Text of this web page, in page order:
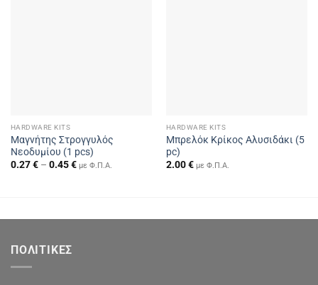
HARDWARE KITS
Μαγνήτης Στρογγυλός
Νεοδυμίου (1 pcs)
0.27€ – 0.45€Price
range:
με Φ.Π.Α.
HARDWARE KITS
Μπρελόκ Κρίκος Αλυσιδάκι (5
pc)
2.00€ με Φ.Π.Α.
ΠΟΛΙΤΙΚΕΣ